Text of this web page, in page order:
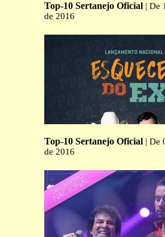
Top-10 Sertanejo Oficial | De
de 2016
Top-10 Sertanejo Oficial | De
de 2016